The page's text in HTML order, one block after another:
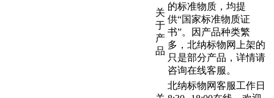
关
于
产
品
的标准物质，均提
供“国家标准物质证
书”。因产品种类繁
多，北纳标物网上架的
只是部分产品，详情请
咨询在线客服。
北纳标物网客服工作日